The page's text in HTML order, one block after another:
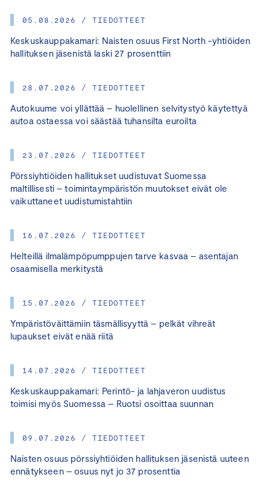
05.08.2026 / TIEDOTTEET
Keskuskauppakamari: Naisten osuus First North -yhtiöiden
hallituksen jäsenistä laski 27 prosenttiin
28.07.2026 / TIEDOTTEET
Autokuume voi yllättää – huolellinen selvitystyö käytettyä
autoa ostaessa voi säästää tuhansilta euroilta
23.07.2026 / TIEDOTTEET
Pörssiyhtiöiden hallitukset uudistuvat Suomessa
maltillisesti – toimintaympäristön muutokset eivät ole
vaikuttaneet uudistumistahtiin
16.07.2026 / TIEDOTTEET
Helteillä ilmalämpöpumppujen tarve kasvaa – asentajan
osaamisella merkitystä
15.07.2026 / TIEDOTTEET
Ympäristöväittämiin täsmällisyyttä – pelkät vihreät
lupaukset eivät enää riitä
14.07.2026 / TIEDOTTEET
Keskuskauppakamari: Perintö- ja lahjaveron uudistus
toimisi myös Suomessa – Ruotsi osoittaa suunnan
09.07.2026 / TIEDOTTEET
Naisten osuus pörssiyhtiöiden hallituksen jäsenistä uuteen
ennätykseen – osuus nyt jo 37 prosenttia